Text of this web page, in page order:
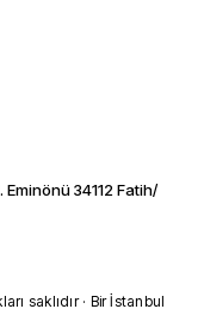
34112 Fatih/
saklıdır · Bir İstanbul